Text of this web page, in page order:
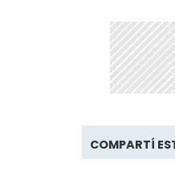
COMPARTÍ